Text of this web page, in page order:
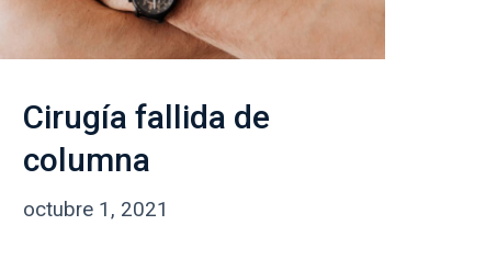
Cirugía fallida de
columna
octubre 1, 2021